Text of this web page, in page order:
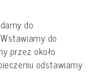
do
do
przez około
odstawiamy